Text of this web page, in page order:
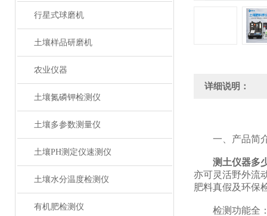
行星式球磨机
土壤样品研磨机
农业仪器
土壤氮磷钾检测仪
土壤多参数测量仪
土壤PH测定仪速测仪
土壤水分温度检测仪
有机肥检测仪
详细说明：
一、产品简
测土仪器多
亦可灵活野外流
肥料真假及环保
检测功能全：